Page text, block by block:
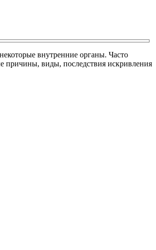
внутренние органы. Часто
причины, виды, последствия искривления